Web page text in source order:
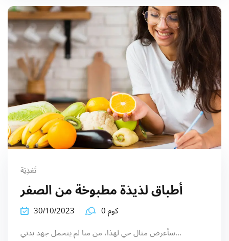
تَغذِيَة
أطباق لذيذة مطبوخة من الصفر
30/10/2023
كوم 0
سأعرض مثال حي لهذا، من منا لم يتحمل جهد بدني...